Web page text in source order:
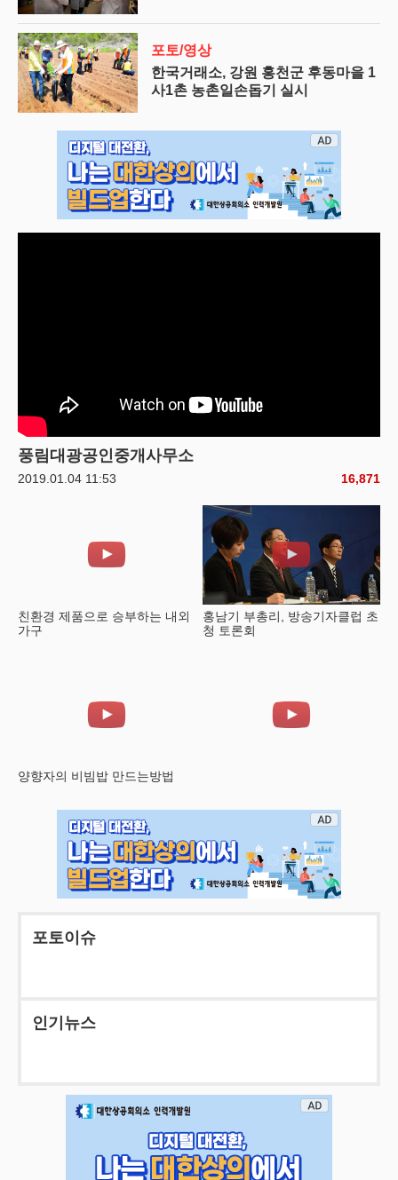
포토/영상
한국거래소, 강원 홍천군 후동마을 1
사1촌 농촌일손돕기 실시
풍림대광공인중개사무소
2019.01.04 11:53 16,871
친환경 제품으로 승부하는 내외
가구
홍남기 부총리, 방송기자클럽 초
청 토론회
양향자의 비빔밥 만드는방법
포토이슈
인기뉴스